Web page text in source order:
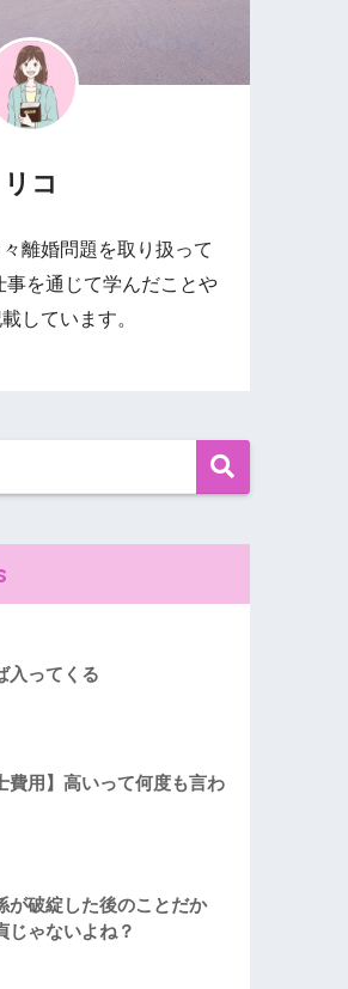
リコ
離婚問題を取り扱って
事を通じて学んだことや
しています。
入ってくる
費用】高いって何度も言わ
が破綻した後のことだか
じゃないよね？